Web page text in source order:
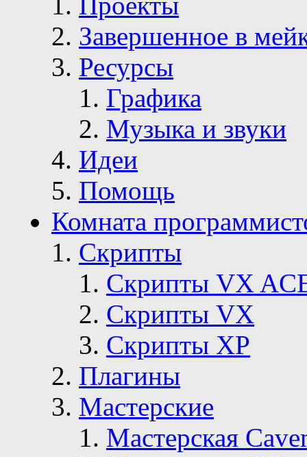
Завершенное в
Ресурсы
Графика
Музыка и звуки
Идеи
Помощь
Комната
Скрипты
Скрипты VX
Скрипты VX
Скрипты ХР
Плагины
Мастерские
Мастерская